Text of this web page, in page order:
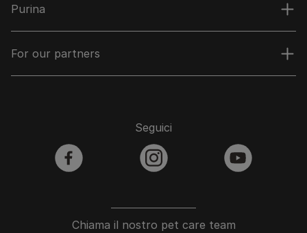
Purina
For our partners
Chiama il nostro pet care team
Seguici
facebook instagram youtube